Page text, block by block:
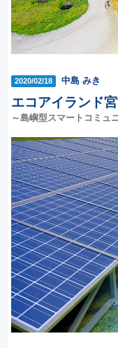
2020/02/18 中島 みき
エコアイランド
～島嶼型スマートコミュ